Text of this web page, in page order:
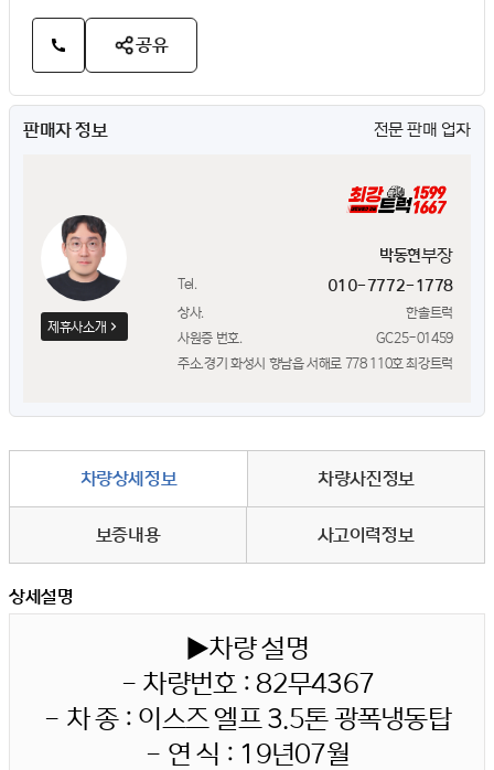
공유
판매자 정보 전문 판매 업자
제휴사소개
박동현부장
Tel. 010-7772-1778
상사.
한솔트럭
사원증 번호.
GC25-01459
주소.경기 화성시 향남읍 서해로 778 110호 최강트럭
차량상세정보 차량사진정보
보증내용 사고이력정보
상세설명
▶차량 설명
- 차량번호 : 82무4367
- 차 종 : 이스즈 엘프 3.5톤 광폭냉동탑
- 연 식 : 19년07월